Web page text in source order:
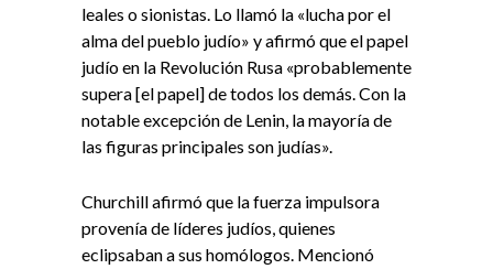
leales o sionistas. Lo llamó la «lucha por el
alma del pueblo judío» y afirmó que el papel
judío en la Revolución Rusa «probablemente
supera [el papel] de todos los demás. Con la
notable excepción de Lenin, la mayoría de
las figuras principales son judías».
Churchill afirmó que la fuerza impulsora
provenía de líderes judíos, quienes
eclipsaban a sus homólogos. Mencionó